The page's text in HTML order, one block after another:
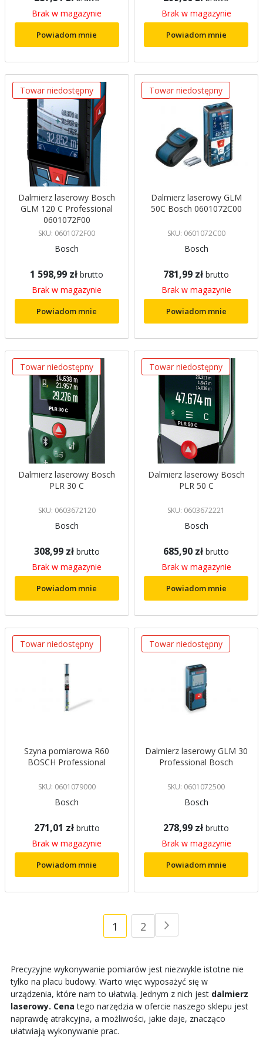
Brak w magazynie
Powiadom mnie
Brak w magazynie
Powiadom mnie
Towar niedostępny
Dalmierz laserowy Bosch
GLM 120 C Professional
0601072F00
SKU: 0601072F00
Bosch
1 598,99 zł brutto
Brak w magazynie
Powiadom mnie
Towar niedostępny
Dalmierz laserowy GLM
50C Bosch 0601072C00
SKU: 0601072C00
Bosch
781,99 zł brutto
Brak w magazynie
Powiadom mnie
Towar niedostępny
Dalmierz laserowy Bosch
PLR 30 C
SKU: 0603672120
Bosch
308,99 zł brutto
Brak w magazynie
Powiadom mnie
Towar niedostępny
Dalmierz laserowy Bosch
PLR 50 C
SKU: 0603672221
Bosch
685,90 zł brutto
Brak w magazynie
Powiadom mnie
Towar niedostępny
Szyna pomiarowa R60
BOSCH Professional
SKU: 0601079000
Bosch
271,01 zł brutto
Brak w magazynie
Powiadom mnie
Towar niedostępny
Dalmierz laserowy GLM 30
Professional Bosch
SKU: 0601072500
Bosch
278,99 zł brutto
Brak w magazynie
Powiadom mnie
Strona
Aktualnie
stronę
1 Strona
2
Precyzyjne wykonywanie pomiarów jest niezwykle istotne nie
tylko na placu budowy. Warto więc wyposażyć się w
urządzenia, które nam to ułatwią. Jednym z nich jest dalmierz
laserowy. Cena tego narzędzia w ofercie naszego sklepu jest
naprawdę atrakcyjna, a możliwości, jakie daje, znacząco
ułatwiają wykonywanie prac.